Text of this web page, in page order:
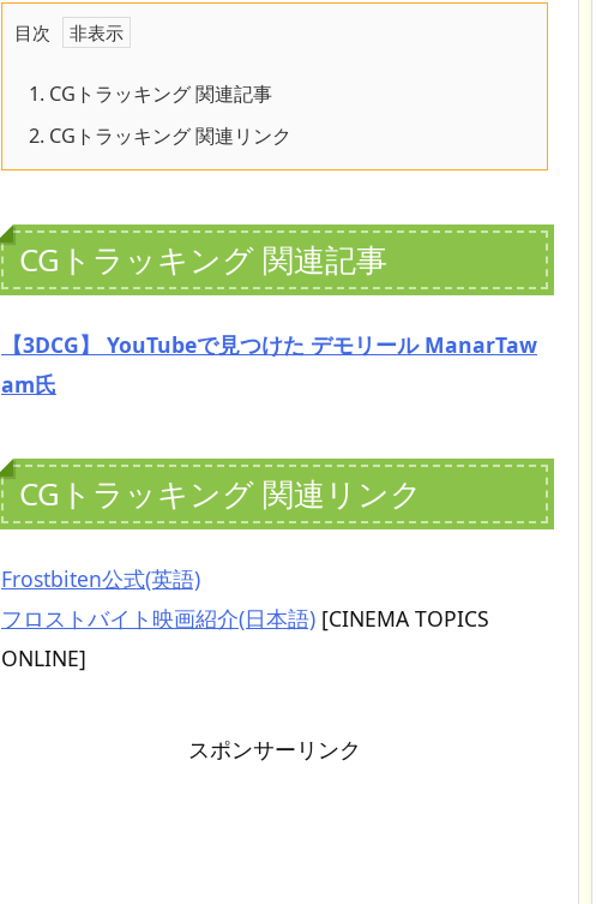
目次
1. CGトラッキング 関連記事
2. CGトラッキング 関連リンク
CGトラッキング 関連記事
【3DCG】 YouTubeで見つけた デモリール ManarTaw
am氏
CGトラッキング 関連リンク
Frostbiten公式(英語)
フロストバイト映画紹介(日本語) [CINEMA TOPICS
ONLINE]
スポンサーリンク